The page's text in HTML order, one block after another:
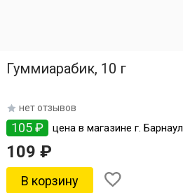
Гуммиарабик, 10 г
нет отзывов
105 ₽ цена в магазине г. Барнаул
109 ₽